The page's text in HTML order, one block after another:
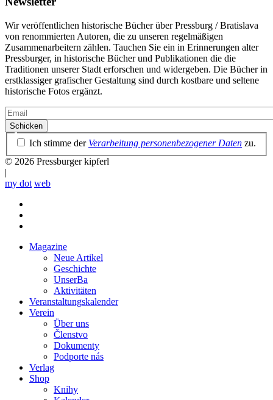
Wir veröffentlichen historische Bücher über Pressburg / Bratislava
von renommierten Autoren, die zu unseren regelmäßigen
Zusammenarbeitern zählen. Tauchen Sie ein in Erinnerungen alter
Pressburger, in historische Bücher und Publikationen die die
Traditionen unserer Stadt erforschen und widergeben. Die Bücher in
erstklassiger grafischer Gestaltung sind durch kostbare und seltene
historische Fotos ergänzt.
Email
Datenschutzrichtlinie
Ich stimme der Verarbeitung personenbezogener Daten zu.
© 2026 Pressburger kipferl
|
my dot web
Magazine
Neue Artikel
Geschichte
UnserBa
Aktivitäten
Veranstaltungskalender
Verein
Über uns
Členstvo
Dokumenty
Podporte nás
Verlag
Shop
Knihy